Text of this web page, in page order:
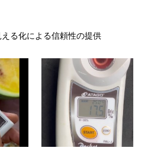
る化による信頼性の提供